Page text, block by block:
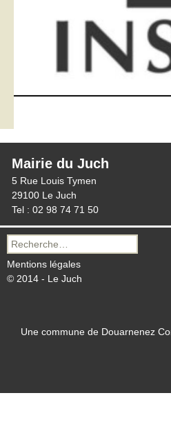
Mairie du Juch
5 Rue Louis Tymen
29100 Le Juch
Tel : 02 98 74 71 50
Recherche
pour :
Mentions légales
© 2014 - Le Juch
Une commune de Douarnenez